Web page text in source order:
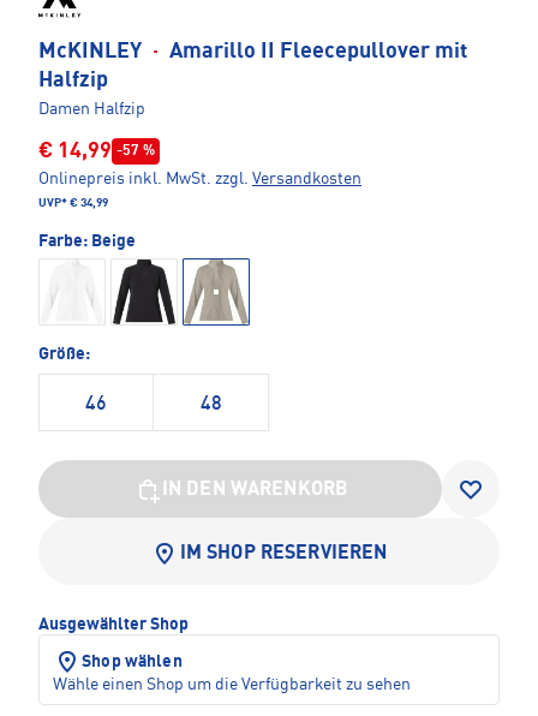
McKINLEY · Amarillo II Fleecepullover mit
Halfzip
Damen Halfzip
€ 14,99 -57 %
Onlinepreis inkl. MwSt. zzgl. Versandkosten
UVP* € 34,99
Farbe: Beige
Größe:
46 48
IN DEN WARENKORB
IM SHOP RESERVIEREN
Ausgewählter Shop
Shop wählen
Wähle einen Shop um die Verfügbarkeit zu sehen